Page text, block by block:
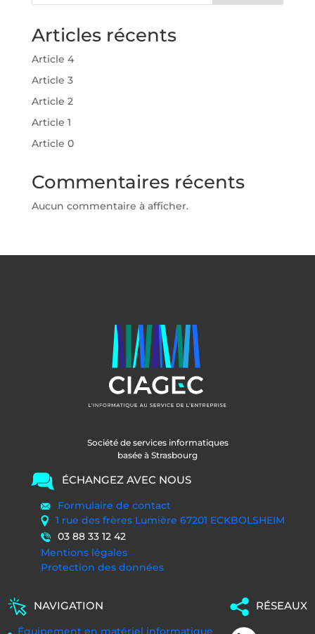
Articles récents
Article 4
Article 3
Article 2
Article 1
Article 0
Commentaires récents
Aucun commentaire à afficher.
Société de services informatiques
basée à Strasbourg
ÉCHANGEZ AVEC NOUS
Formulaire de contact
1 rue des frères Lumière 67201 ECKBOLSHEIM
03 88 33 12 42
Mentions légales
Protection des données
NAVIGATION
Équipement en matériel informatique
RÉSEAUX